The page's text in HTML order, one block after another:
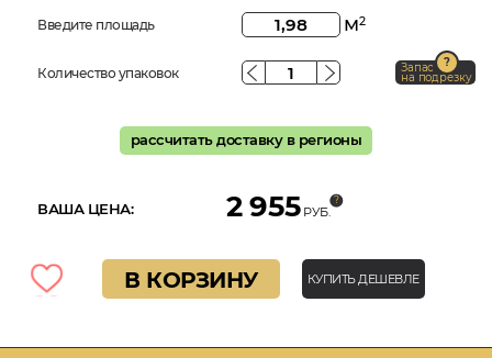
Введите площадь м2
Количество упаковок Запас
на подрезку
рассчитать доставку в регионы
ВАША ЦЕНА: 2 955 РУБ.
В КОРЗИНУ КУПИТЬ ДЕШЕВЛЕ